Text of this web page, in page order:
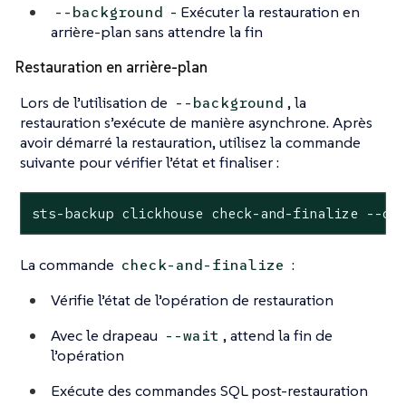
--background - Exécuter la restauration en
arrière-plan sans attendre la fin
Restauration en arrière-plan
Lors de l’utilisation de --background , la
restauration s’exécute de manière asynchrone. Après
avoir démarré la restauration, utilisez la commande
suivante pour vérifier l’état et finaliser :
sts-backup clickhouse check-and-finalize --
La commande check-and-finalize :
Vérifie l’état de l’opération de restauration
Avec le drapeau --wait , attend la fin de
l’opération
Exécute des commandes SQL post-restauration